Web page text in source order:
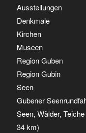
Ausstellungen
Denkmale
Kirchen
Museen
Region Guben
Region Gubin
Seen
Gubener
Seen, Wälder,
34 km)